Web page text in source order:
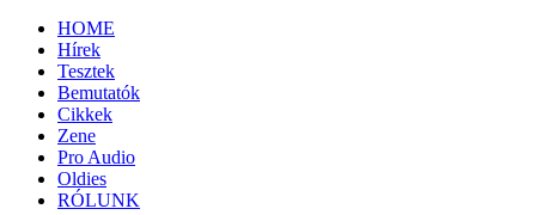
HOME
Hírek
Tesztek
Bemutatók
Cikkek
Zene
Pro Audio
Oldies
RÓLUNK